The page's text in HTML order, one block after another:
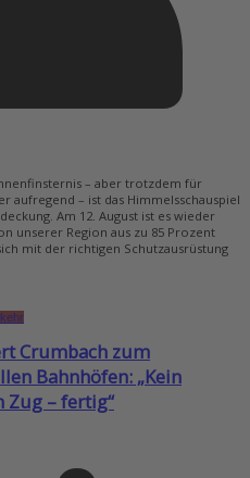
– aber trotzdem für
– ist das Himmelsschauspiel
Am 12. August ist es wieder
unserer Region aus zu 85 Prozent
mit der richtigen Schutzausrüstung
Crumbach zum
Bahnhöfen: „Kein
– fertig“